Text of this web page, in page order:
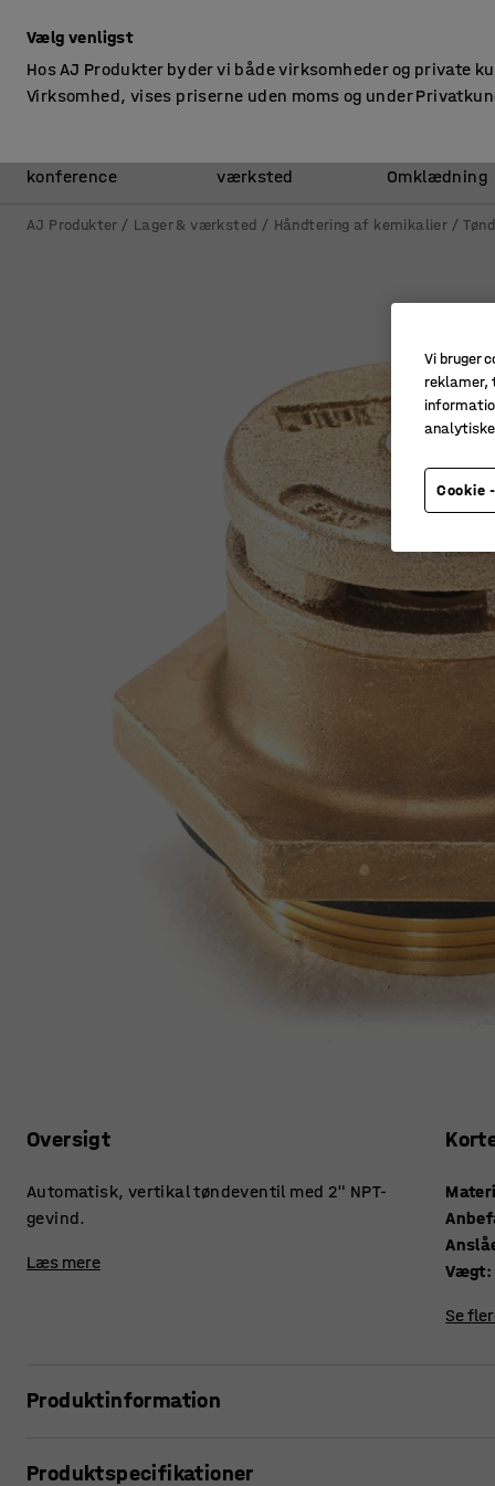
konference
værksted
Omklædning
AJ Produkter Lager & værksted Håndtering af kemikalier
Oversigt
Automatisk, vertikal tøndeventil med 2" NPT-
gevind.
Læs mere
Vægt:
Se
Produktinformation
Vakuumtrykket udlignes automatisk.
Produktspecifikationer
Vælg venligst
Hos AJ Produkter byder vi både virksomheder og private
Virksomhed, vises priserne uden moms og under
Vi bruger
reklamer,
Cookie